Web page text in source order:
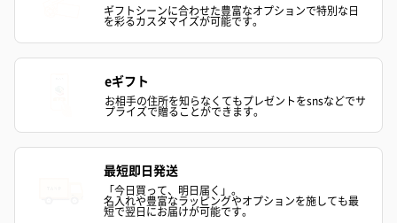
ギフトシーンに合わせた豊富なオプションで特別な日
を彩るカスタマイズが可能です。
eギフト
お相手の住所を知らなくてもプレゼントをsnsなどでサ
プライズで贈ることができます。
最短即日発送
「今日買って、明日届く」。
名入れや豊富なラッピングやオプションを施しても最
短で翌日にお届けが可能です。